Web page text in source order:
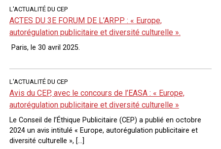
L'ACTUALITÉ DU CEP
ACTES DU 3E FORUM DE L’ARPP : « Europe,
autorégulation publicitaire et diversité culturelle ».
Paris, le 30 avril 2025.
L'ACTUALITÉ DU CEP
Avis du CEP, avec le concours de l’EASA : « Europe,
autorégulation publicitaire et diversité culturelle »
Le Conseil de l’Éthique Publicitaire (CEP) a publié en octobre
2024 un avis intitulé « Europe, autorégulation publicitaire et
diversité culturelle », […]